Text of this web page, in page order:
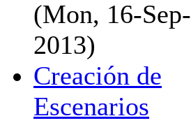
(Mon, 16-Sep-
2013)
Creación de
Escenarios